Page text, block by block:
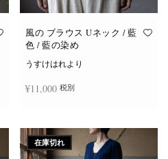
風の ブラウス Uネック / 藍
色 / 藍の染め
うすけはれより
¥11,000 税別
在庫切れ